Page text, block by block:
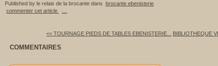
Published by le relais de la brocante dans brocante ebenisterie
commenter cet article
<< TOURNAGE PIEDS DE TABLES EBENISTERIE... BIBLIOTHEQUE
COMMENTAIRES